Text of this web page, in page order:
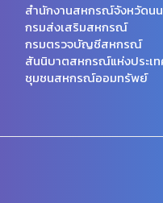
สำนักงานสหกรณ์จังหวัดน
กรมส่งเสริมสหกรณ์
กรมตรวจบัญชีสหกรณ์
สันนิบาตสหกรณ์แห่งประเ
ชุมชนสหกรณ์ออมทรัพย์